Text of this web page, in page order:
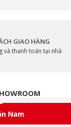
GIAO HÀNG
và thanh toán tại nhà
Nam